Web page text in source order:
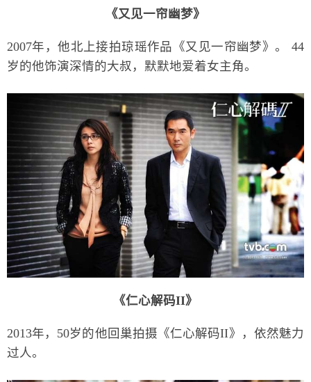
《又见一帘幽梦》
2007年，他北上接拍琼瑶作品《又见一帘幽梦》。 44
岁的他饰演深情的大叔，默默地爱着女主角。
《仁心解码II》
2013年，50岁的他回巢拍摄《仁心解码II》，依然魅力
过人。